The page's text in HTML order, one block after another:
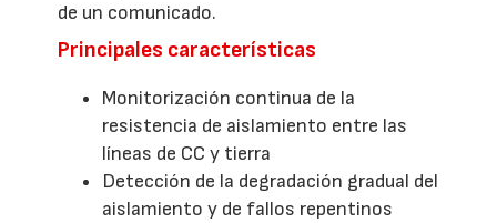
de un comunicado.
Principales características
Monitorización continua de la
resistencia de aislamiento entre las
líneas de CC y tierra
Detección de la degradación gradual del
aislamiento y de fallos repentinos